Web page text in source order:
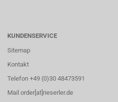
KUNDENSERVICE
Sitemap
Kontakt
Telefon +49 (0)30 48473591
Mail order[at]rieserler.de